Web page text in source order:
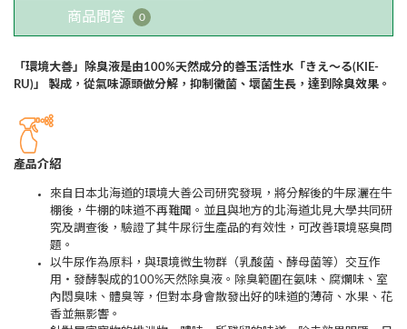
商品問答 0
「環境大善」除臭液是由 100%天然成分的善玉活性水 「きえ～る(KIE-
RU)」 製成 ， 從氣味源頭做分解，抑制黴菌、壞菌生長，達到除臭效果。
產品介紹
來自日本北海道的環境大善公司研究發現，將分解後的牛尿灑在牛
棚後，牛棚的味道不再難聞。並且與地方的北海道北見大學共同研
究及調查後，驗證了其牛尿衍生產品的有效性，可改善環境惡臭問
題。
以牛尿作為原料，與環境微生物群（乳酸菌、酵母菌等）交互作
用・發酵製成的100%天然除臭液。除臭範圍在氨味、腐爛味、室
內悶臭味、體臭等，但對本身會散發出好的味道的薄荷、水果、花
香並無影響。